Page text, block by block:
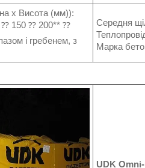
х Висота (мм)):
⁇ 150 ⁇ 200** ⁇
і гребенем, з
Середня
Марка
UDK